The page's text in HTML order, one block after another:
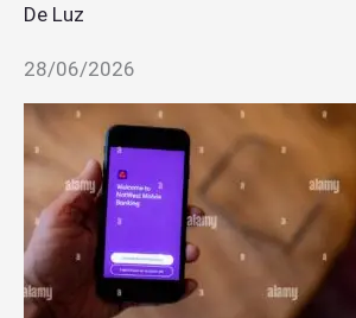
De Luz
28/06/2026